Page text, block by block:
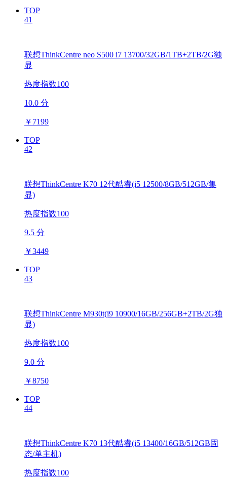
TOP
41
联想ThinkCentre neo S500 i7 13700/32GB/1TB+2TB/2G独
显
热度指数100
10.0 分
￥ 7199
TOP
42
联想ThinkCentre K70 12代酷睿(i5 12500/8GB/512GB/集
显)
热度指数100
9.5 分
￥3449
TOP
43
联想ThinkCentre M930t(i9 10900/16GB/256GB+2TB/2G独
显)
热度指数100
9.0 分
￥8750
TOP
44
联想ThinkCentre K70 13代酷睿(i5 13400/16GB/512GB固
态/单主机)
热度指数100